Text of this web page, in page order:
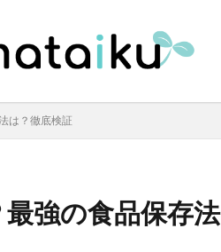
は？徹底検証
強の食品保存法